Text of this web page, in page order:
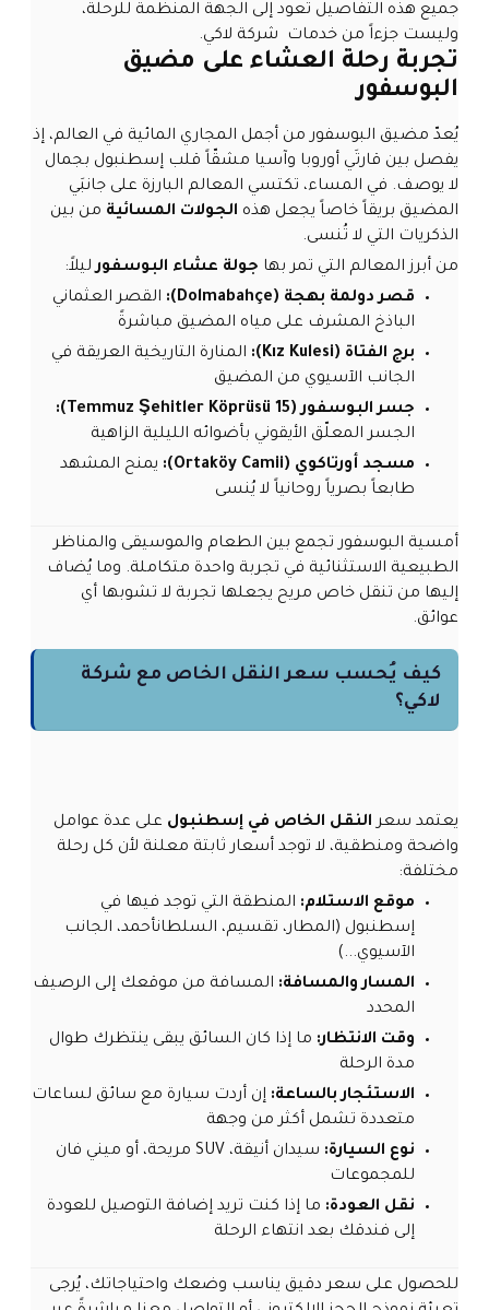
جميع هذه التفاصيل تعود إلى الجهة المنظِّمة للرحلة،
وليست جزءاً من خدمات شركة لاكي.
تجربة رحلة العشاء على مضيق
البوسفور
يُعدّ مضيق البوسفور من أجمل المجاري المائية في العالم، إذ
يفصل بين قارتَي أوروبا وآسيا مشقّاً قلب إسطنبول بجمال
لا يوصف. في المساء، تكتسي المعالم البارزة على جانبَي
المضيق بريقاً خاصاً يجعل هذه الجولات المسائية من بين
الذكريات التي لا تُنسى.
من أبرز المعالم التي تمر بها جولة عشاء البوسفورليلاً:
قصر دولمة بهجة (Dolmabahçe):
القصر العثماني
الباذخ المشرف على مياه المضيق مباشرةً
برج الفتاة (Kız Kulesi):
المنارة التاريخية العريقة في
الجانب الآسيوي من المضيق
جسر البوسفور (15 Temmuz Şehitler Köprüsü):
الجسر المعلّق الأيقوني بأضوائه الليلية الزاهية
مسجد أورتاكوي (Ortaköy Camii):
يمنح المشهد
طابعاً بصرياً روحانياً لا يُنسى
أمسية البوسفور تجمع بين الطعام والموسيقى والمناظر
الطبيعية الاستثنائية في تجربة واحدة متكاملة. وما يُضاف
إليها من تنقل خاص مريح يجعلها تجربة لا تشوبها أي
عوائق.
كيف يُحسب سعر النقل الخاص مع شركة
لاكي؟
يعتمد سعر النقل الخاص في إسطنبول على عدة عوامل
واضحة ومنطقية، لا توجد أسعار ثابتة معلنة لأن كل رحلة
مختلفة:
موقع الاستلام: المنطقة التي توجد فيها في
إسطنبول (المطار، تقسيم، السلطانأحمد، الجانب
الآسيوي...)
المسار والمسافة: المسافة من موقعك إلى الرصيف
المحدد
وقت الانتظار: ما إذا كان السائق يبقى ينتظرك طوال
مدة الرحلة
الاستئجار بالساعة: إن أردت سيارة مع سائق لساعات
متعددة تشمل أكثر من وجهة
نوع السيارة:
سيدان أنيقة، SUV مريحة، أو ميني فان
للمجموعات
نقل العودة: ما إذا كنت تريد إضافة التوصيل للعودة
إلى فندقك بعد انتهاء الرحلة
للحصول على سعر دقيق يناسب وضعك واحتياجاتك، يُرجى